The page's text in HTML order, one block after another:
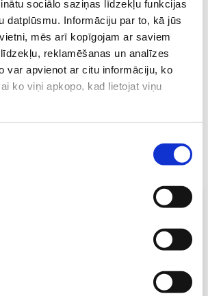
sociālo saziņas līdzekļu funkcijas
datplūsmu. Informāciju par to, kā jūs
mēs arī kopīgojam ar saviem
reklamēšanas un analīzes
var apvienot ar citu informāciju, ko
ko viņi apkopo, kad lietojat viņu
Hēlas individuālā konsultācija